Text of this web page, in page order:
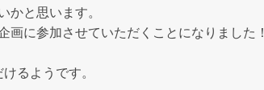
かと思います。
画に参加させていただくことになりました！
るようです。